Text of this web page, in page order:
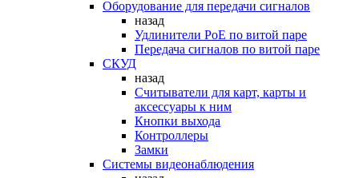
Оборудование для передачи сигналов
назад
Удлинители PoE по витой паре
Передача сигналов по витой паре
СКУД
назад
Считыватели для карт, карты и
аксессуары к ним
Кнопки выхода
Контроллеры
Замки
Системы видеонаблюдения